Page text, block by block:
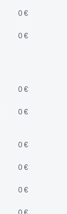
0 €
0 €
0 €
0 €
0 €
0 €
0 €